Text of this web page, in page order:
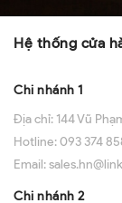
Hệ thống cửa
Chi nhánh 1
Địa chỉ: 144 Vũ
Hotline:093 374
Email:
Chi nhánh 2